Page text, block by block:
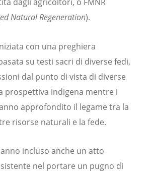
dagli agricoltori, o FMNR
Natural Regeneration).
con una preghiera
su testi sacri di diverse fedi,
dal punto di vista di diverse
prospettiva indigena mentre i
approfondito il legame tra la
risorse naturali e la fede.
incluso anche un atto
nel portare un pugno di